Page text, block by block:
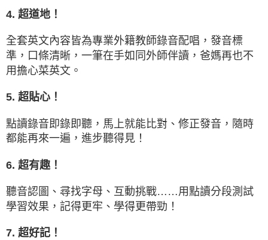
4. 超道地！
全套英文內容皆為專業外籍教師錄音配唱，發音標
準，口條清晰，一筆在手如同外師伴讀，爸媽再也不
用擔心菜英文。
5. 超貼心！
點讀錄音即錄即聽，馬上就能比對、修正發音，隨時
都能再來一遍，進步聽得見！
6. 超有趣！
聽音認圖、尋找字母、互動挑戰……用點讀分段測試
學習效果，記得更牢、學得更帶勁！
7. 超好記！